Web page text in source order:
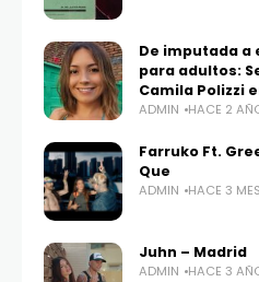
De imputada a
para adultos:
Camila Polizzi
ADMIN HACE 2
Farruko Ft.
Que
ADMIN HACE 3
Juhn – Madrid
ADMIN HACE 3